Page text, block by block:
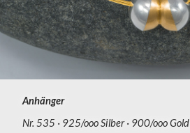
Anhänger
Nr. 535
925/ooo Silber 900/ooo Gold